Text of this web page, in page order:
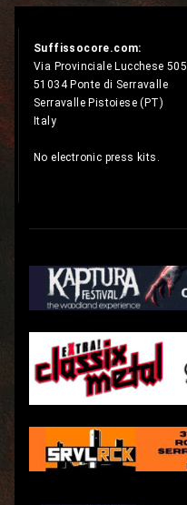
Suffissocore.com:
Via Provinciale Lucchese 505
51034 Ponte di Serravalle
Serravalle Pistoiese (PT)
Italy
No electronic press kits.